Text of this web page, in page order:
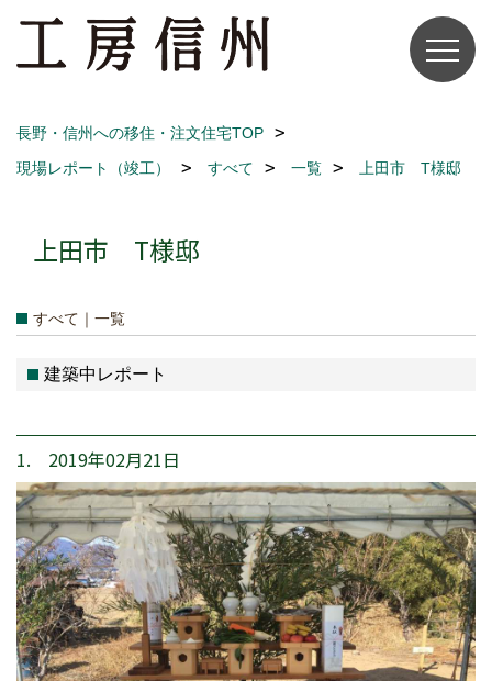
長野・信州への移住・注文住宅TOP
現場レポート（竣工）
すべて 一覧 上田市 T様邸
上田市 T様邸
すべて｜一覧
建築中レポート
1. 2019年02月21日